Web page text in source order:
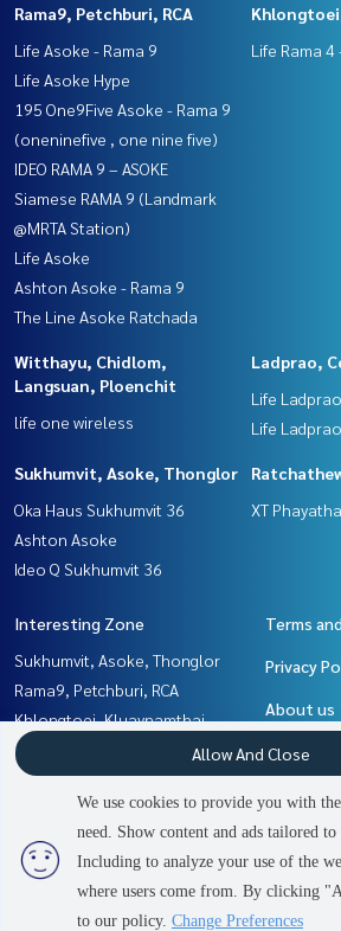
2 people are
Contact us
Rama9, Petchburi, RCA
Life Asoke - Rama 9
Life Asoke Hype
195 One9Five Asoke - Rama 9
(oneninefive , one nine five)
IDEO RAMA 9 – ASOKE
Siamese RAMA 9 (Landmark
@MRTA Station)
Life Asoke
Ashton Asoke - Rama 9
The Line Asoke Ratchada
Life Rama 4
Witthayu, Chidlom,
Langsuan, Ploenchit
life one wireless
Ladprao,
Life Ladprao
Life
Sukhumvit, Asoke, Thonglor
Oka Haus Sukhumvit 36
Ashton Asoke
Ideo Q Sukhumvit 36
XT
Interesting Zone
Sukhumvit, Asoke, Thonglor
Rama9, Petchburi, RCA
Khlongtoei, Kluaynamthai
Witthayu, Chidlom, Langsuan,
Ploenchit
Ladprao, Central Ladprao
Ratchathewi,Phayathai
Terms
Privacy
About us
How to
Contact
Power by
We use cookies to provide you with
need. Show content and ads tailored
Including to analyze your use of the
where users come from. By clicking
to our policy. Change Preferences
Allow And Close